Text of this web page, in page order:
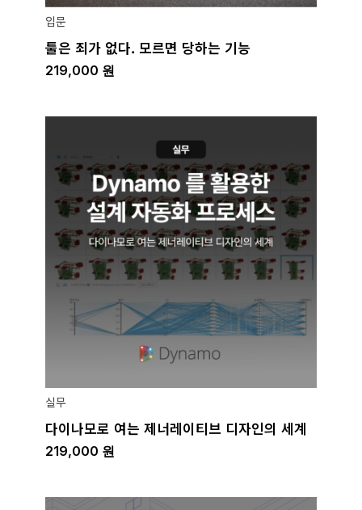
입문
툴은 죄가 없다. 모르면 당하는 기능
219,000 원
실무
다이나모로 여는 제너레이티브 디자인의 세계
219,000 원